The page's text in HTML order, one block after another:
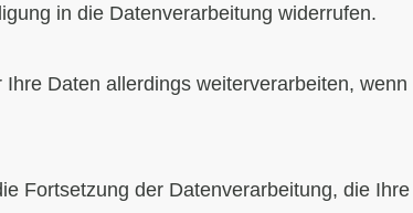
in die Datenverarbeitung widerrufen.
Daten allerdings weiterverarbeiten,
Fortsetzung der Datenverarbeitung, die